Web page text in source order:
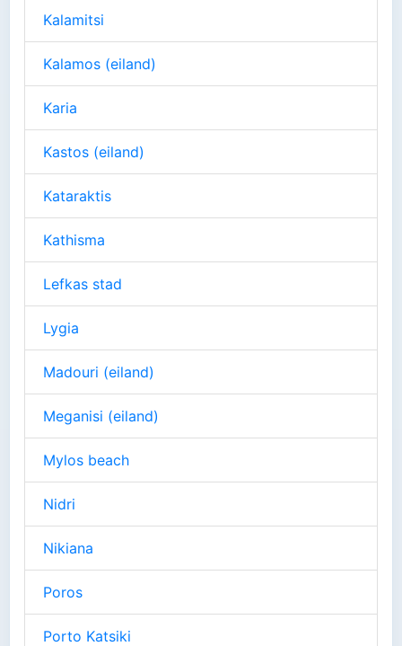
Kalamitsi
Kalamos (eiland)
Karia
Kastos (eiland)
Kataraktis
Kathisma
Lefkas stad
Lygia
Madouri (eiland)
Meganisi (eiland)
Mylos beach
Nidri
Nikiana
Poros
Porto Katsiki